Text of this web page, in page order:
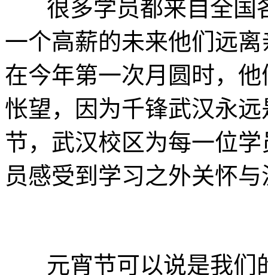
很多学员都来自全国
一个高薪的未来他们远
在今年第一次月圆时，
怅望，因为千锋武汉永
节，武汉校区为每一位
员感受到学习之外关怀
元宵节可以说是我们